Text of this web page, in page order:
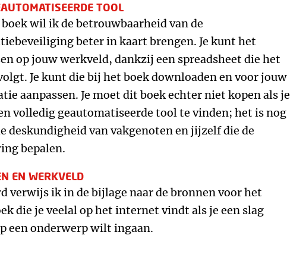
TOOL
wil ik de betrouwbaarheid van de
beter in kaart brengen. Je kunt het
op jouw werkveld, dankzij een spreadsheet die het
Je kunt die bij het boek downloaden en voor jouw
aanpassen. Je moet dit boek echter niet kopen als je
volledig geautomatiseerde tool te vinden; het is nog
deskundigheid van vakgenoten en jijzelf die de
bepalen.
EN WERKVELD
verwijs ik in de bijlage naar de bronnen voor het
die je veelal op het internet vindt als je een slag
een onderwerp wilt ingaan.